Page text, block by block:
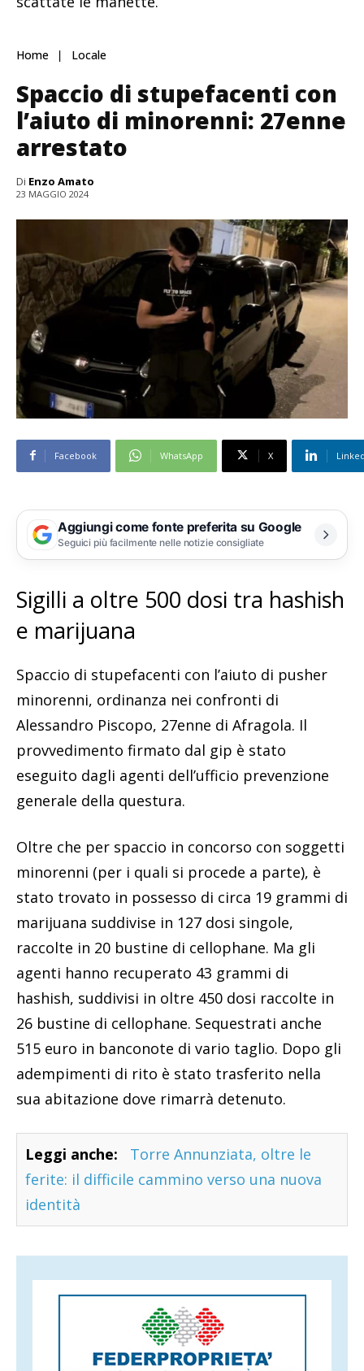
Home Locale
Spaccio di stupefacenti con
l’aiuto di minorenni: 27enne
arrestato
Di Enzo Amato
23 MAGGIO 2024
Facebook WhatsApp X
Aggiungi come fonte preferita su Google
Seguici più facilmente nelle notizie consigliate
Sigilli a oltre 500 dosi tra hashish
e marijuana
Spaccio di stupefacenti con l’aiuto di pusher
minorenni, ordinanza nei confronti di
Alessandro Piscopo, 27enne di Afragola. Il
provvedimento firmato dal gip è stato
eseguito dagli agenti dell’ufficio prevenzione
generale della questura.
Oltre che per spaccio in concorso con soggetti
minorenni (per i quali si procede a parte), è
stato trovato in possesso di circa 19 grammi di
marijuana suddivise in 127 dosi singole,
raccolte in 20 bustine di cellophane. Ma gli
agenti hanno recuperato 43 grammi di
hashish, suddivisi in oltre 450 dosi raccolte in
26 bustine di cellophane. Sequestrati anche
515 euro in banconote di vario taglio. Dopo gli
adempimenti di rito è stato trasferito nella
sua abitazione dove rimarrà detenuto.
Leggi anche:
Torre Annunziata, oltre le
ferite: il difficile cammino verso una nuova
identità